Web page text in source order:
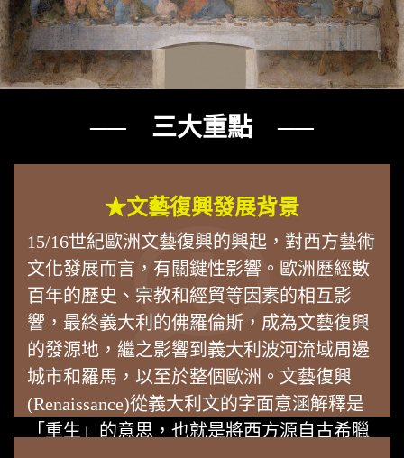
── 三大重點 ──
★文藝復興發展背景
15/16世紀歐洲文藝復興的興起，對西方藝術
文化發展而言，有關鍵性影響。歐洲歷經數
百年的歷史、宗教和經貿等因素的相互影
響，最終義大利的佛羅倫斯，成為文藝復興
的發源地，繼之影響到義大利波河流域周邊
城市和羅馬，以至於整個歐洲。文藝復興
(Renaissance)從義大利文的字面意涵解釋是
「重生」的意思，也就是將西方源自古希臘